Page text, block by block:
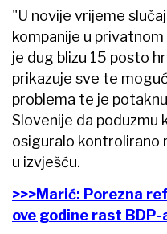
"U novije vrijeme
kompanije u
je dug blizu 15 posto
prikazuje sve te
problema te je
Slovenije da poduzmu
osiguralo kontrolirano
u izvješću.
>>>Marić: Porezna
ove godine rast